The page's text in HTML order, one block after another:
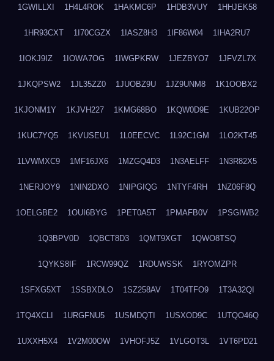
1GWILLXI 1H4L4ROK 1HAKMC6P 1HDB3VUY 1HHJEK58
1HR93CXT 1I70CGZX 1IASZ8H3 1IF86W04 1IHA2RU7
1IOKJ9IZ 1IOWA7OG 1IWGPKRW 1JEZBYO7 1JFVZL7X
1JKQPSW2 1JL35ZZ0 1JUOBZ9U 1JZ9UNM8 1K1OOBX2
1KJONM1Y 1KJVH227 1KMG68BO 1KQW0D9E 1KUB22OP
1KUC7YQ5 1KVUSEU1 1L0EECVC 1L92C1GM 1LO2KT45
1LVWMXC9 1MF16JX6 1MZGQ4D3 1N3AELFF 1N3R82X5
1NERJOY9 1NIN2DXO 1NIPGIQG 1NTYF4RH 1NZ06F8Q
1OELGBE2 1OUI6BYG 1PET0A5T 1PMAFB0V 1PSGIWB2
1Q3BPV0D 1QBCT8D3 1QMT9XGT 1QWO8TSQ
1QYKS8IF 1RCW99QZ 1RDUWSSK 1RYOMZPR
1SFXG5XT 1SSBXDLO 1SZ258AV 1T04TFO9 1T3A32QI
1TQ4XCLI 1URGFNU5 1USMDQTI 1USXOD9C 1UTQO46Q
1UXXH5X4 1V2M00OW 1VHOFJ5Z 1VLGOT3L 1VT6PD21